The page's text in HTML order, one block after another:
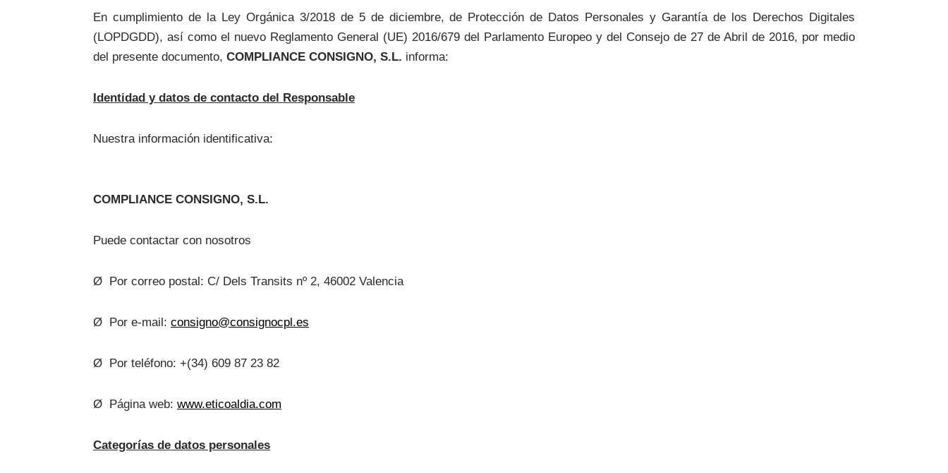
En cumplimiento de la Ley Orgánica 3/2018 de 5 de diciembre, de Protección de Datos Personales y Garantía de los Derechos Digitales
(LOPDGDD), así como el nuevo Reglamento General (UE) 2016/679 del Parlamento Europeo y del Consejo de 27 de Abril de 2016, por medio
del presente documento, COMPLIANCE CONSIGNO, S.L. informa:
Identidad y datos de contacto del Responsable
Nuestra información identificativa:
COMPLIANCE CONSIGNO, S.L.
Puede contactar con nosotros
Ø Por correo postal: C/ Dels Transits nº 2, 46002 Valencia
Ø Por e-mail: consigno@consignocpl.es
Ø Por teléfono: +(34) 609 87 23 82
Ø Página web: www.eticoaldia.com
Categorías de datos personales